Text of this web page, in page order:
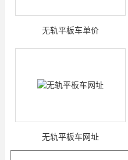
无轨平板车单价
无轨平板车网址